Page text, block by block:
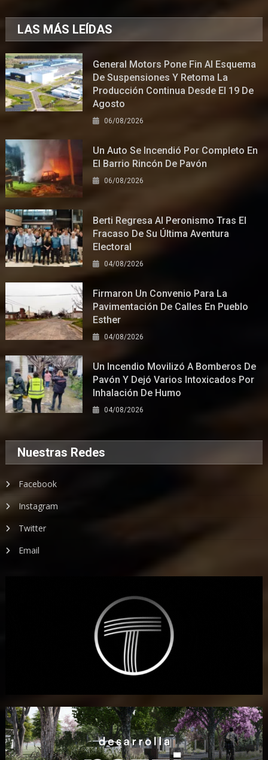
LAS MÁS LEÍDAS
General Motors Pone Fin Al Esquema
De Suspensiones Y Retoma La
Producción Continua Desde El 19 De
Agosto
06/08/2026
Un Auto Se Incendió Por Completo En
El Barrio Rincón De Pavón
06/08/2026
Berti Regresa Al Peronismo Tras El
Fracaso De Su Última Aventura
Electoral
04/08/2026
Firmaron Un Convenio Para La
Pavimentación De Calles En Pueblo
Esther
04/08/2026
Un Incendio Movilizó A Bomberos De
Pavón Y Dejó Varios Intoxicados Por
Inhalación De Humo
04/08/2026
Nuestras Redes
Facebook
Instagram
Twitter
Email